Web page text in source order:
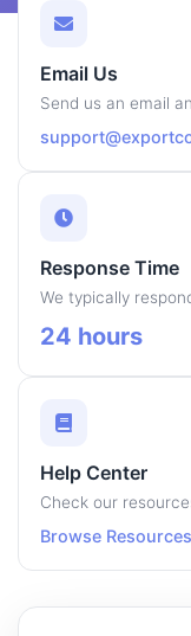
Email Us
Send us an email
Response Time
We typically
24 hours
Help Center
Check our
Browse Resources